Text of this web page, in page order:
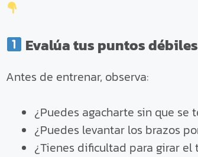
Evalúa tus puntos débiles
Antes de entrenar, observa:
¿Puedes agacharte sin que
¿Puedes levantar los brazos
¿Tienes dificultad para girar